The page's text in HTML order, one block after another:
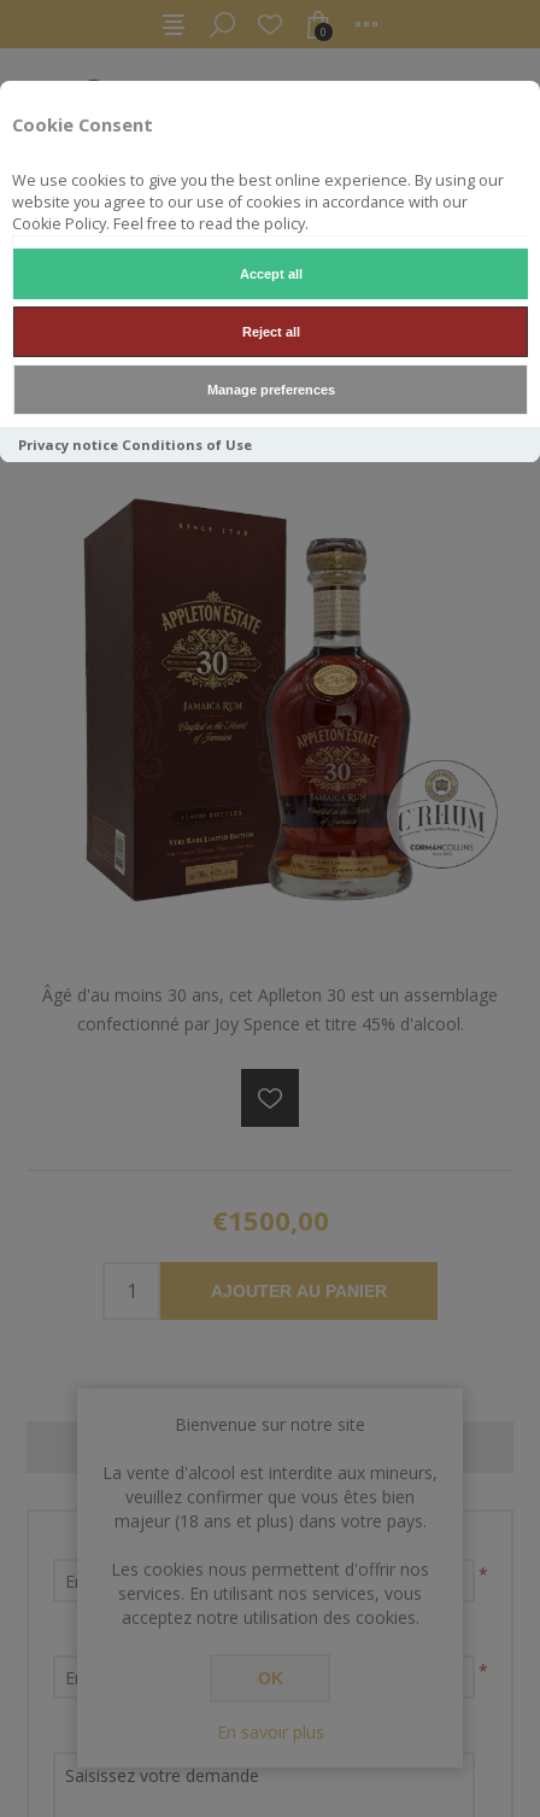
Cookie Consent
We use cookies to give you the best online experience. By using our
website you agree to our use of cookies in accordance with our
Cookie Policy. Feel free to read the policy.
Accept all
Reject all
Manage preferences
Privacy notice Conditions of Use
0
APPLETON 30 ANS 70CL 45°
Âgé d'au moins 30 ans, cet Aplleton 30 est un assemblage
confectionné par Joy Spence et titre 45% d'alcool.
€1500,00
AJOUTER AU PANIER
*
*
Demande de renseignements
Bienvenue sur notre site
La vente d'alcool est interdite aux mineurs,
veuillez confirmer que vous êtes bien
majeur (18 ans et plus) dans votre pays.
Les cookies nous permettent d'offrir nos
services. En utilisant nos services, vous
acceptez notre utilisation des cookies.
OK
En savoir plus